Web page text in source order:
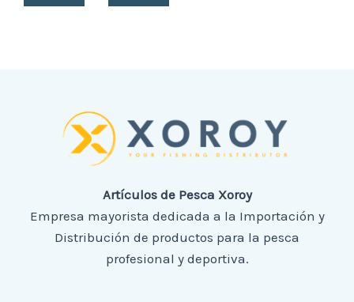
Artículos de Pesca Xoroy
Empresa mayorista dedicada a la Importación y
Distribución de productos para la pesca
profesional y deportiva.